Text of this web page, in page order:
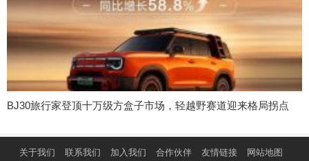
BJ30旅行家登顶十万级方盒子市场，轻越野赛道迎来格局拐点
关于我们 联系我们 加入我们 合作伙伴 友情链接 网站地图